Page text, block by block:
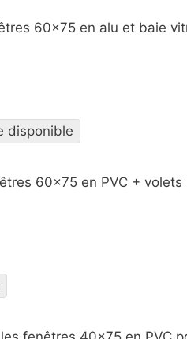
60×75 en alu et baie
disponible
60×75 en PVC +